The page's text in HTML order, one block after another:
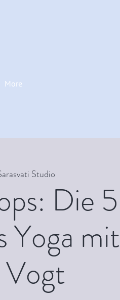
More
Studio
Die 5
Yoga mit